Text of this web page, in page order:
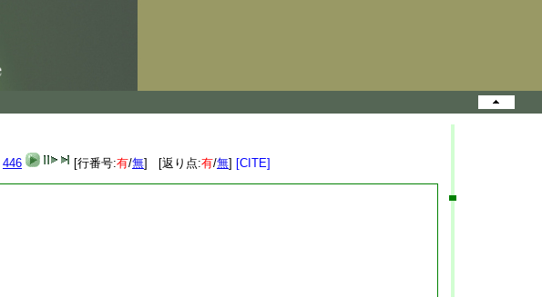
446 [行番号:有/無] [返り点:有/無] [CITE]